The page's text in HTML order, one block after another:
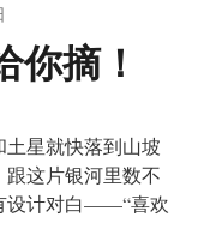
你摘！
星就快落到山坡
这片银河里数不
设计对白——“喜欢